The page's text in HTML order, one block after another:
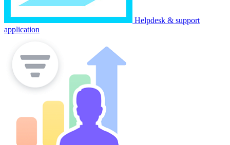
Helpdesk & support
application